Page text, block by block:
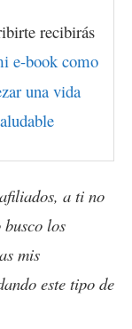
recibirás
e-book como
una vida
a ti no
los
mis
este tipo de